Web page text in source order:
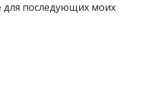
для последующих моих